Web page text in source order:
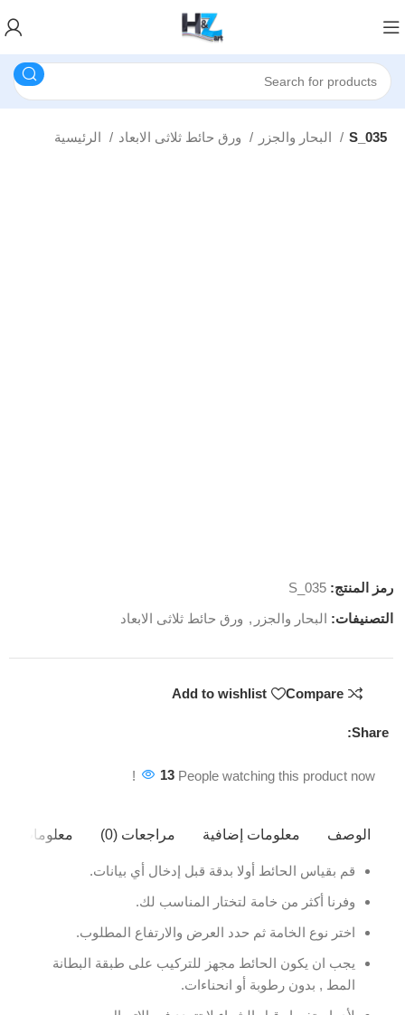
S_035
رمز المنتج:S_035
التصنيفات: البحار والجزر , ورق حائط ثلاثى الابعاد
Compare
Add to wishlist
Share:
13 People watching this product now!
الوصف معلومات إضافية مراجعات (0) معلومات
قم بقياس الحائط أولا بدقة قبل إدخال أي بيانات.
وفرنا أكثر من خامة لتختار المناسب لك.
اختر نوع الخامة ثم حدد العرض والارتفاع المطلوب.
يجب ان يكون الحائط مجهز للتركيب على طبقة البطانة
المط , بدون رطوبة أو انحناءات.